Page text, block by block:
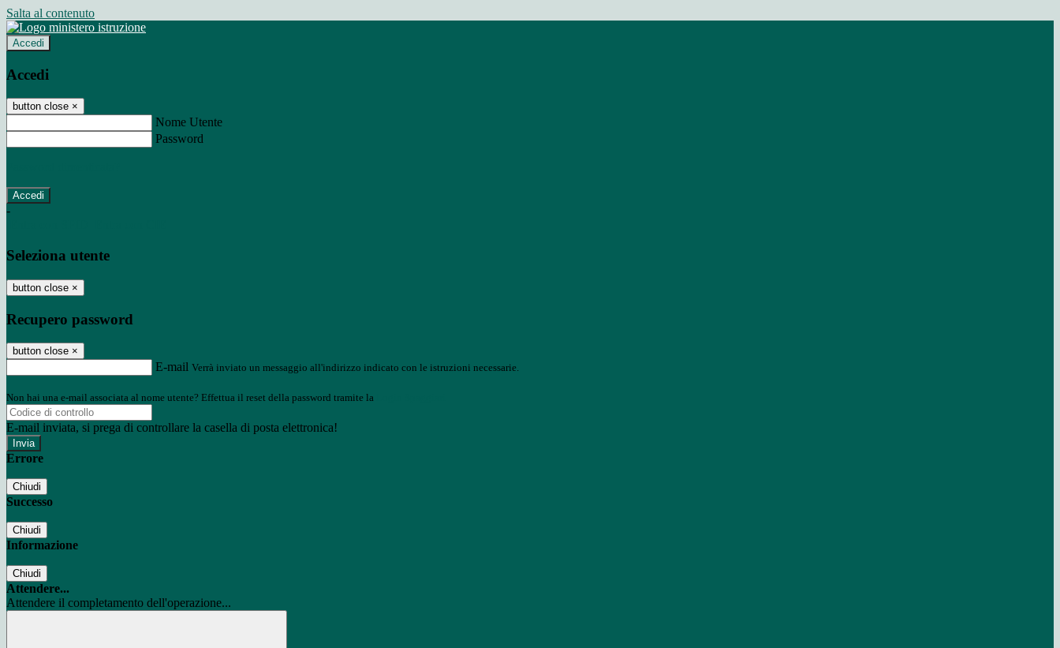
Salta al contenuto
Accedi
Accedi
button close ×
Nome Utente
Password
-
Seleziona utente
button close ×
Recupero password
button close ×
E-mail Verrà inviato un messaggio all'indirizzo indicato con le istruzioni necessarie.
Non hai una e-mail associata al nome utente? Effettua il reset della password tramite la
E-mail inviata, si prega di controllare la casella di posta elettronica!
Errore
Chiudi
Successo
Chiudi
Informazione
Chiudi
Attendere...
Attendere il completamento dell'operazione...